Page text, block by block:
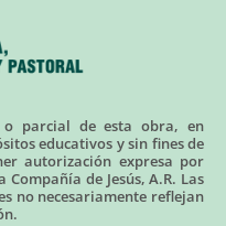
parcial de esta obra, en
educativos y sin fines de
autorización expresa por
de Jesús, A.R. Las
no necesariamente reflejan